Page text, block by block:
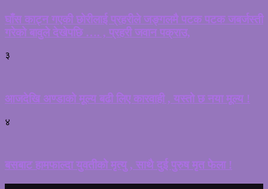
घाँस काट्न गएकी छोरीलाई प्रहरीले जङ्गलमै पटक पटक जबर्जस्ती
गरेको बावुले देखेपछि …. , प्रहरी जवान पक्राउ,
३
आजदेखि अण्डाको मूल्य बढी लिए कारवाही , यस्तो छ नया मूल्य !
४
बसबाट हामफाल्दा युवतीको मृत्यु , साथै दुई पुरुष मृत फेला !